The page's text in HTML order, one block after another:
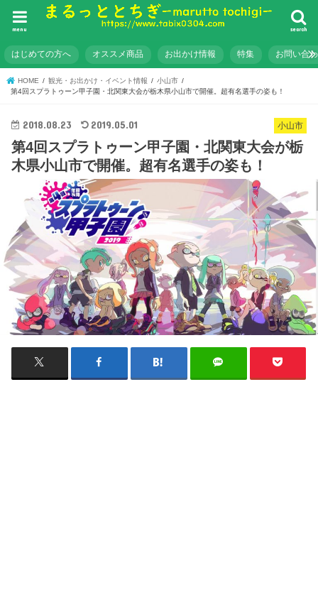
search
menu
はじめての方へ オススメ商品 お出かけ情報 特集 お問い合
HOME 観光・お出かけ・イベント情報
小山市
第4回スプラトゥーン甲子園・北関東大会が栃木県小山市で開催。超有名選手の姿も！
小山市
2018.08.23 2019.05.01
第4回スプラトゥーン甲子園・北関東大会が栃
木県小山市で開催。超有名選手の姿も！